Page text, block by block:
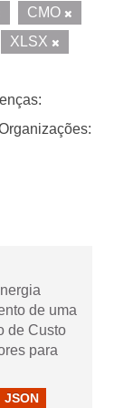
CMO
XLSX
de uma
de Custo
para
JSON